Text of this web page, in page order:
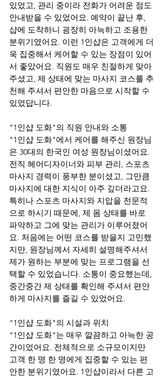
있었고, 관리 중이라 전화가 어려운 점도
안내받을 수 있었어요. 예약이 끝난 후,
샵에 도착하니 굉장히 아늑하고 조용한
분위기였어요. 이런 1인샵은 고객에게 더
욱 집중해서 케어할 수 있는 장점이 있어
서 좋았어요. 직원도 매우 친절하게 맞아
주셨고, 제 상태에 맞는 마사지 코스를 추
천해 주셔서 편안한 마음으로 시작할 수
있었답니다.
"1인샵 도화"의 직원 안내와 소통
"1인샵 도화"에서 케어를 해주신 원장님
은 30대의 한국인 여성 원장님이셨어요.
전직 헤어디자이너와 피부 관리, 스포츠
마사지 경력이 풍부한 분이셨고, 그만큼
마사지에 대한 지식이 아주 깊더라고요.
특히나 스포츠 마사지와 지압을 전문적
으로 하시기 때문에, 제 몸 상태를 바로
파악하고 그에 맞는 관리가 이루어졌어
요. 처음에는 어떤 코스를 받을지 고민했
지만, 원장님께서 자세히 설명해주셔서
제가 원하는 부분에 맞는 프로그램을 선
택할 수 있었습니다. 소통이 중요했는데,
중간중간 제 상태를 확인해 주셔서 편안
하게 마사지를 즐길 수 있었어요.
"1인샵 도화"의 시설과 위치
"1인샵 도화"는 매우 깔끔하고 아늑한 공
간이었어요. 전체적으로 소규모이지만
고객 한 명 한 명에게 집중할 수 있는 편
안한 분위기였어요. 1인샵이라서 다른 고